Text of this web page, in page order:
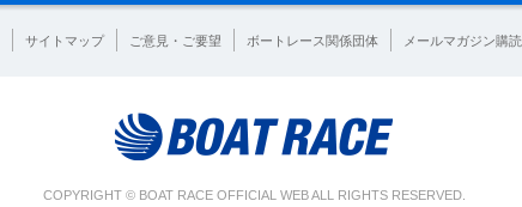
サイトマップ ご意見・ご要望 ボートレース関係団体 メールマガジン購読
COPYRIGHT © BOAT RACE OFFICIAL WEB ALL RIGHTS RESERVED.